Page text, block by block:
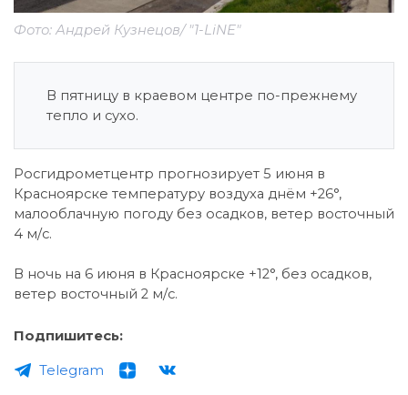
Фото: Андрей Кузнецов/ "1-LiNE"
В пятницу в краевом центре по-прежнему
тепло и сухо.
Росгидрометцентр прогнозирует 5 июня в
Красноярске температуру воздуха днём +26°,
малооблачную погоду без осадков, ветер восточный
4 м/с.
В ночь на 6 июня в Красноярске +12°, без осадков,
ветер восточный 2 м/с.
Подпишитесь:
Telegram